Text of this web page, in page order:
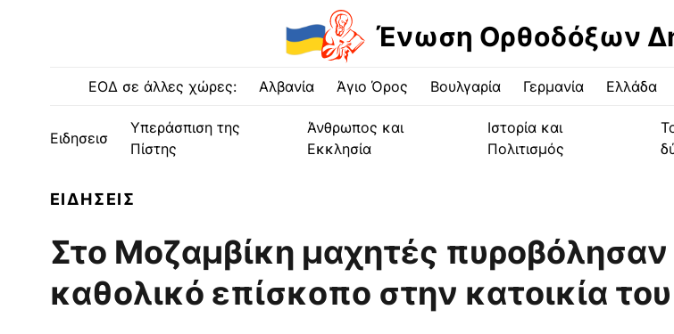
Ένωση Ορθοδόξων
ΕΟΔ σε άλλες χώρες: Αλβανία Άγιο Όρος Βουλγαρία Γερμανία Ελλάδα
Ειδησεισ
Υπεράσπιση της
Πίστης
Άνθρωπος και
Εκκλησία
Ιστορία και
Πολιτισμός
ΕΙΔΗΣΕΙΣ
Στο Μοζαμβίκη μαχητές πυροβόλησαν
καθολικό επίσκοπο στην κατοικία του